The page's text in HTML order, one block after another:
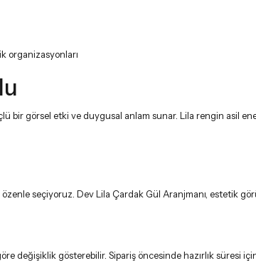
organizasyonları
bir görsel etki ve duygusal anlam sunar. Lila rengin asil
seçiyoruz. Dev Lila Çardak Gül Aranjmanı, estetik
değişiklik gösterebilir. Sipariş öncesinde hazırlık süresi